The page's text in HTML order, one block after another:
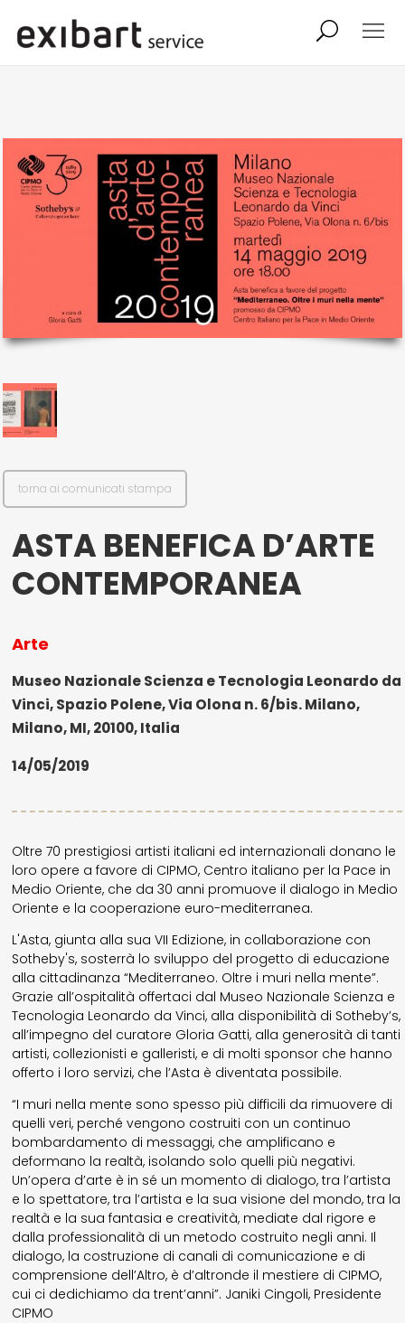
shop
abbonamento
onpaper digital
exibart.com
contatti
torna ai comunicati stampa
ASTA BENEFICA D’ARTE
CONTEMPORANEA
Arte
Museo Nazionale Scienza e Tecnologia Leonardo da
Vinci, Spazio Polene, Via Olona n. 6/bis. Milano,
Milano, MI, 20100, Italia
14/05/2019
Oltre 70 prestigiosi artisti italiani ed internazionali donano le
loro opere a favore di CIPMO, Centro italiano per la Pace in
Medio Oriente, che da 30 anni promuove il dialogo in Medio
Oriente e la cooperazione euro-mediterranea.
L'Asta, giunta alla sua VII Edizione, in collaborazione con
Sotheby's, sosterrà lo sviluppo del progetto di educazione
alla cittadinanza “Mediterraneo. Oltre i muri nella mente”.
Grazie all’ospitalità offertaci dal Museo Nazionale Scienza e
Tecnologia Leonardo da Vinci, alla disponibilità di Sotheby’s,
all’impegno del curatore Gloria Gatti, alla generosità di tanti
artisti, collezionisti e galleristi, e di molti sponsor che hanno
offerto i loro servizi, che l’Asta è diventata possibile.
“I muri nella mente sono spesso più difficili da rimuovere di
quelli veri, perché vengono costruiti con un continuo
bombardamento di messaggi, che amplificano e
deformano la realtà, isolando solo quelli più negativi.
Un’opera d’arte è in sé un momento di dialogo, tra l’artista
e lo spettatore, tra l’artista e la sua visione del mondo, tra la
realtà e la sua fantasia e creatività, mediate dal rigore e
dalla professionalità di un metodo costruito negli anni. Il
dialogo, la costruzione di canali di comunicazione e di
comprensione dell’Altro, è d’altronde il mestiere di CIPMO,
cui ci dedichiamo da trent’anni”. Janiki Cingoli, Presidente
CIPMO